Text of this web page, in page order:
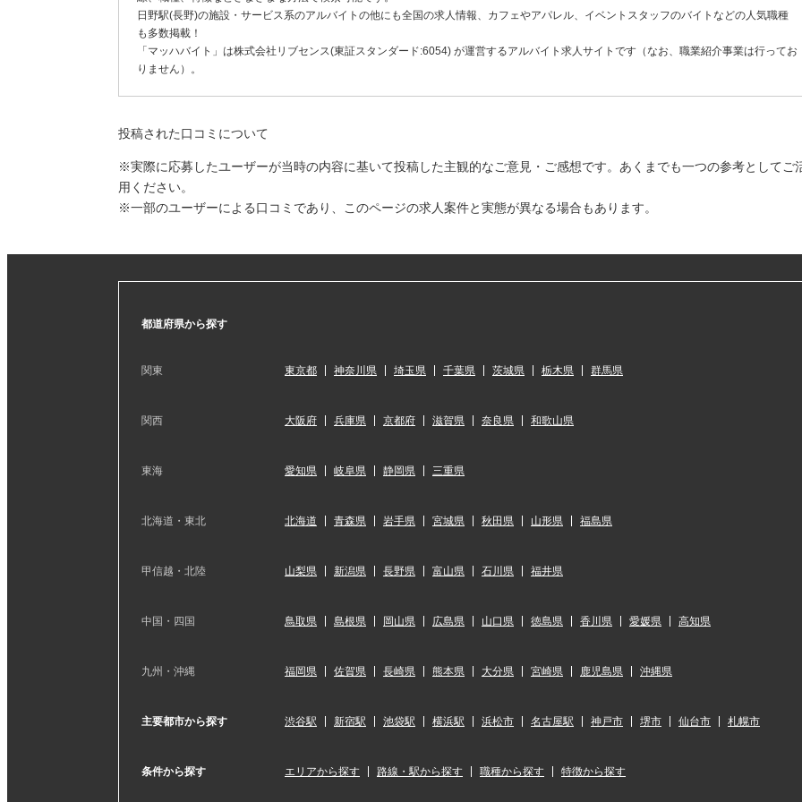
日野駅(長野)の施設・サービス系のアルバイトの他にも全国の求人情報、カフェやアパレル、イベントスタッフのバイトなどの人気職種
も多数掲載！
「マッハバイト」は株式会社リブセンス(東証スタンダード:6054) が運営するアルバイト求人サイトです（なお、職業紹介事業は行ってお
りません）。
投稿された口コミについて
※実際に応募したユーザーが当時の内容に基いて投稿した主観的なご意見・ご感想です。あくまでも一つの参考としてご
用ください。
※一部のユーザーによる口コミであり、このページの求人案件と実態が異なる場合もあります。
都道府県から探す
関東 東京都 神奈川県 埼玉県 千葉県 茨城県 栃木県 群馬県
関西 大阪府 兵庫県 京都府 滋賀県 奈良県 和歌山県
東海 愛知県 岐阜県 静岡県 三重県
北海道・東北 北海道 青森県 岩手県 宮城県 秋田県 山形県 福島県
甲信越・北陸 山梨県 新潟県 長野県 富山県 石川県 福井県
中国・四国 鳥取県 島根県 岡山県 広島県 山口県 徳島県 香川県 愛媛県 高知県
九州・沖縄 福岡県 佐賀県 長崎県 熊本県 大分県 宮崎県 鹿児島県 沖縄県
主要都市から探す 渋谷駅 新宿駅 池袋駅 横浜駅 浜松市 名古屋駅 神戸市 堺市 仙台市 札幌市
条件から探す エリアから探す 路線・駅から探す 職種から探す 特徴から探す